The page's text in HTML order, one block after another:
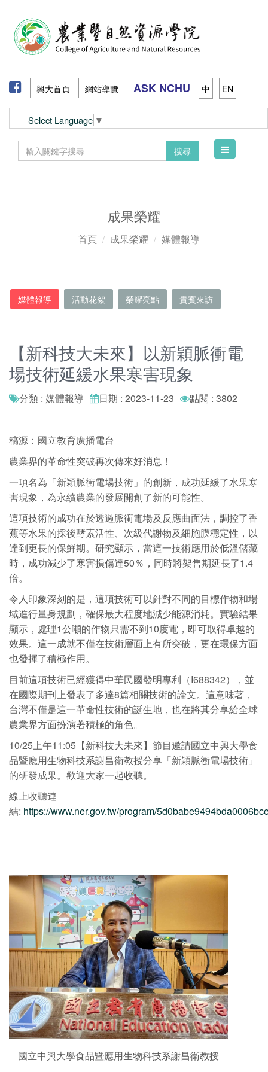
興大首頁 網站導覽 ASK NCHU 中 EN
Select Language ▼
搜尋
Toggle
成果榮耀
首頁 成果榮耀 媒體報導
媒體報導 活動花絮 榮耀亮點 貴賓來訪
【新科技大未來】以新穎脈衝電
場技術延緩水果寒害現象
分類 : 媒體報導 日期 : 2023-11-23 點閱 : 3802
稿源：國立教育廣播電台
農業界的革命性突破再次傳來好消息！
一項名為「新穎脈衝電場技術」的創新，成功延緩了水果寒
害現象，為永續農業的發展開創了新的可能性。
這項技術的成功在於透過脈衝電場及反應曲面法，調控了香
蕉等水果的採後酵素活性、次級代謝物及細胞膜穩定性，以
達到更長的保鮮期。研究顯示，當這一技術應用於低溫儲藏
時，成功減少了寒害損傷達50％，同時將架售期延長了1.4
倍。
令人印象深刻的是，這項技術可以針對不同的目標作物和場
域進行量身規劃，確保最大程度地減少能源消耗。實驗結果
顯示，處理1公噸的作物只需不到10度電，即可取得卓越的
效果。這一成就不僅在技術層面上有所突破，更在環保方面
也發揮了積極作用。
目前這項技術已經獲得中華民國發明專利（I688342），並
在國際期刊上發表了多達8篇相關技術的論文。這意味著，
台灣不僅是這一革命性技術的誕生地，也在將其分享給全球
農業界方面扮演著積極的角色。
10/25上午11:05【新科技大未來】節目邀請國立中興大學食
品暨應用生物科技系謝昌衛教授分享「新穎脈衝電場技術」
的研發成果。歡迎大家一起收聽。
線上收聽連
結: https://www.ner.gov.tw/program/
國立中興大學食品暨應用生物科技系謝昌衛教授